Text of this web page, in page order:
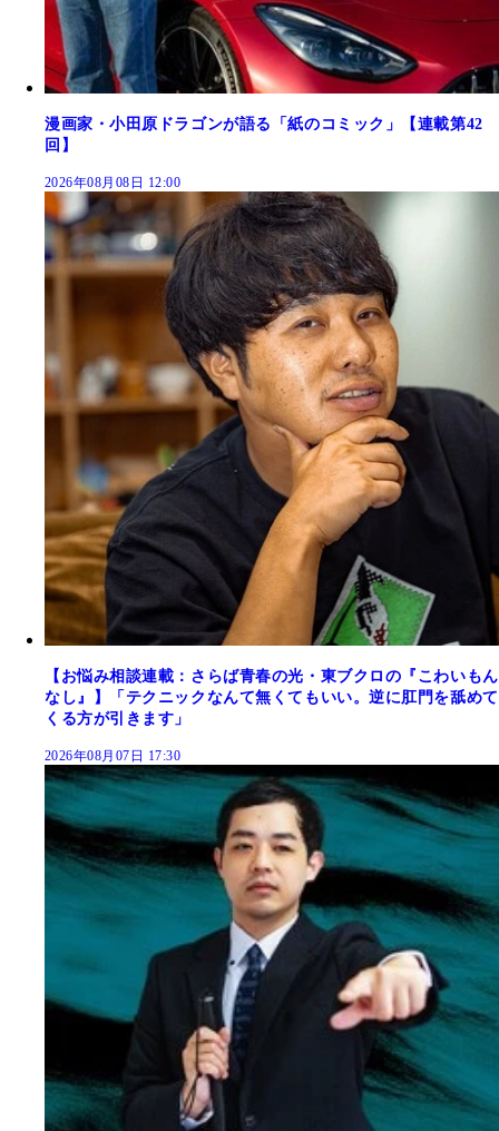
漫画家・小田原ドラゴンが語る「紙のコミック」【連載第42
回】
2026年08月08日 12:00
【お悩み相談連載：さらば青春の光・東ブクロの『こわいもん
なし』】「テクニックなんて無くてもいい。逆に肛門を舐めて
くる方が引きます」
2026年08月07日 17:30